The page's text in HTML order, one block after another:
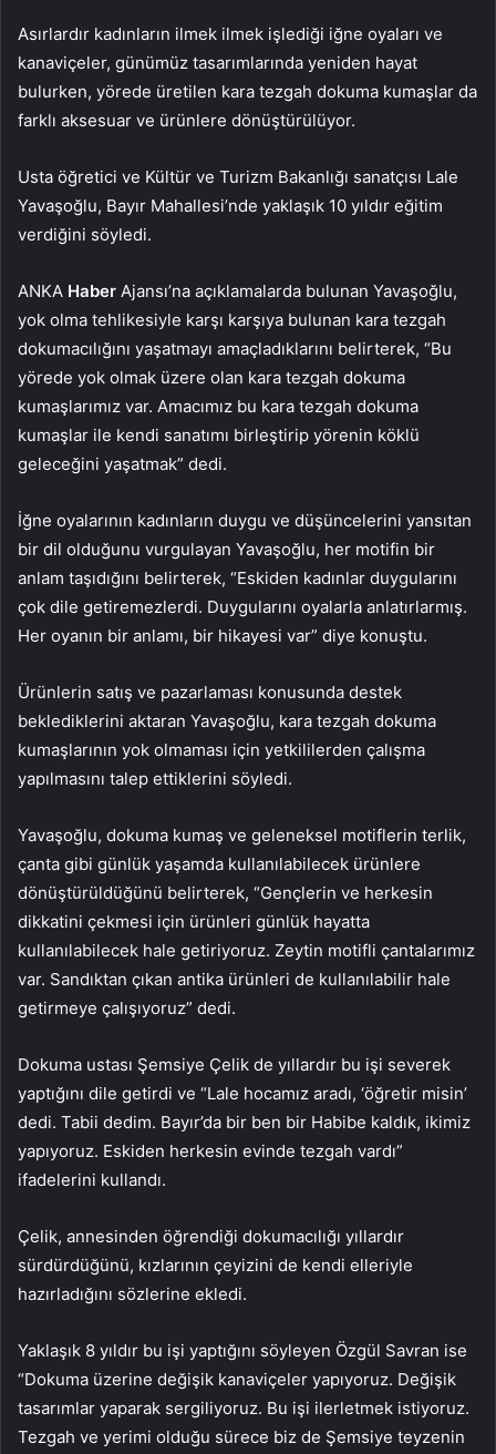
Asırlardır kadınların ilmek ilmek işlediği iğne oyaları ve
kanaviçeler, günümüz tasarımlarında yeniden hayat
bulurken, yörede üretilen kara tezgah dokuma kumaşlar da
farklı aksesuar ve ürünlere dönüştürülüyor.
Usta öğretici ve Kültür ve Turizm Bakanlığı sanatçısı Lale
Yavaşoğlu, Bayır Mahallesi’nde yaklaşık 10 yıldır eğitim
verdiğini söyledi.
ANKA Haber Ajansı’na açıklamalarda bulunan Yavaşoğlu,
yok olma tehlikesiyle karşı karşıya bulunan kara tezgah
dokumacılığını yaşatmayı amaçladıklarını belirterek, “Bu
yörede yok olmak üzere olan kara tezgah dokuma
kumaşlarımız var. Amacımız bu kara tezgah dokuma
kumaşlar ile kendi sanatımı birleştirip yörenin köklü
geleceğini yaşatmak” dedi.
İğne oyalarının kadınların duygu ve düşüncelerini yansıtan
bir dil olduğunu vurgulayan Yavaşoğlu, her motifin bir
anlam taşıdığını belirterek, “Eskiden kadınlar duygularını
çok dile getiremezlerdi. Duygularını oyalarla anlatırlarmış.
Her oyanın bir anlamı, bir hikayesi var” diye konuştu.
Ürünlerin satış ve pazarlaması konusunda destek
beklediklerini aktaran Yavaşoğlu, kara tezgah dokuma
kumaşlarının yok olmaması için yetkililerden çalışma
yapılmasını talep ettiklerini söyledi.
Yavaşoğlu, dokuma kumaş ve geleneksel motiflerin terlik,
çanta gibi günlük yaşamda kullanılabilecek ürünlere
dönüştürüldüğünü belirterek, “Gençlerin ve herkesin
dikkatini çekmesi için ürünleri günlük hayatta
kullanılabilecek hale getiriyoruz. Zeytin motifli çantalarımız
var. Sandıktan çıkan antika ürünleri de kullanılabilir hale
getirmeye çalışıyoruz” dedi.
Dokuma ustası Şemsiye Çelik de yıllardır bu işi severek
yaptığını dile getirdi ve “Lale hocamız aradı, ‘öğretir misin’
dedi. Tabii dedim. Bayır’da bir ben bir Habibe kaldık, ikimiz
yapıyoruz. Eskiden herkesin evinde tezgah vardı”
ifadelerini kullandı.
Çelik, annesinden öğrendiği dokumacılığı yıllardır
sürdürdüğünü, kızlarının çeyizini de kendi elleriyle
hazırladığını sözlerine ekledi.
Yaklaşık 8 yıldır bu işi yaptığını söyleyen Özgül Savran ise
“Dokuma üzerine değişik kanaviçeler yapıyoruz. Değişik
tasarımlar yaparak sergiliyoruz. Bu işi ilerletmek istiyoruz.
Tezgah ve yerimi olduğu sürece biz de Şemsiye teyzenin